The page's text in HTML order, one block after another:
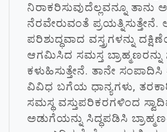
ನಿರಾಕರಿಸುವುದೆಲ್ಲವನ್ನೂ ತಾನು
ನೆರವೇರುವಂತೆ ಪ್ರಯತ್ನಿಸುತ್ತೇನೆ.
ಪರಿಶುದ್ಧವಾದ ವಸ್ತ್ರಗಳನ್ನು
ಆಗಮಿಸಿದ ಸಮಸ್ತ ಬ್ರಾಹ್ಮಣರನ್ನು
ಕಳುಹಿಸುತ್ತೇನೆ. ತಾನೇ
ವಿವಿಧ ಬಗೆಯ ಧಾನ್ಯಗಳು,
ಸಮಸ್ಥ ವಸ್ತುಪರಿಕರಗಳಿಂದ
ಅಡುಗೆಯನ್ನು ಸಿದ್ಧಪಡಿಸಿ